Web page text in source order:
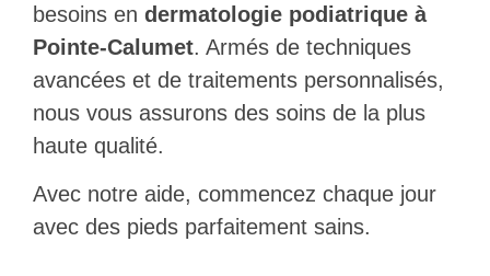
besoins en dermatologie podiatrique à
Pointe-Calumet. Armés de techniques
avancées et de traitements personnalisés,
nous vous assurons des soins de la plus
haute qualité.
Avec notre aide, commencez chaque jour
avec des pieds parfaitement sains.